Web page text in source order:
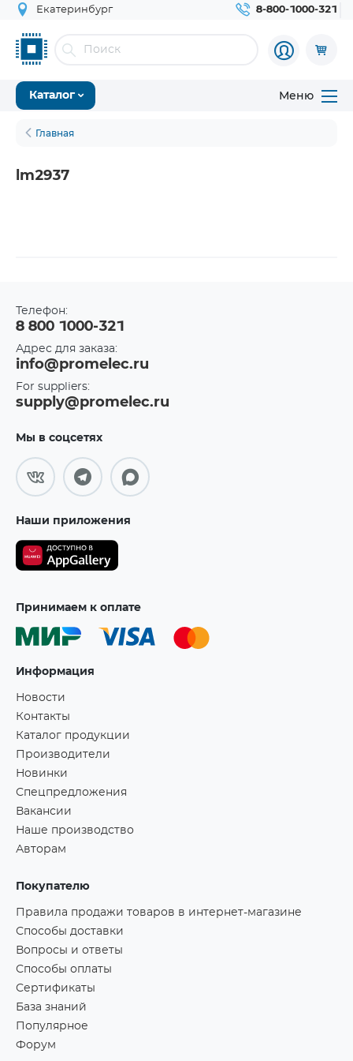
Екатеринбург 8-800-1000-321
Каталог Меню
Главная
lm2937
Телефон:
8 800 1000-321
Адрес для заказа:
info@promelec.ru
For suppliers:
supply@promelec.ru
Мы в соцсетях
Наши приложения
Принимаем к оплате
Информация
Новости
Контакты
Каталог продукции
Производители
Новинки
Спецпредложения
Вакансии
Наше производство
Авторам
Покупателю
Правила продажи товаров в интернет-магазине
Способы доставки
Вопросы и ответы
Способы оплаты
Сертификаты
База знаний
Популярное
Форум